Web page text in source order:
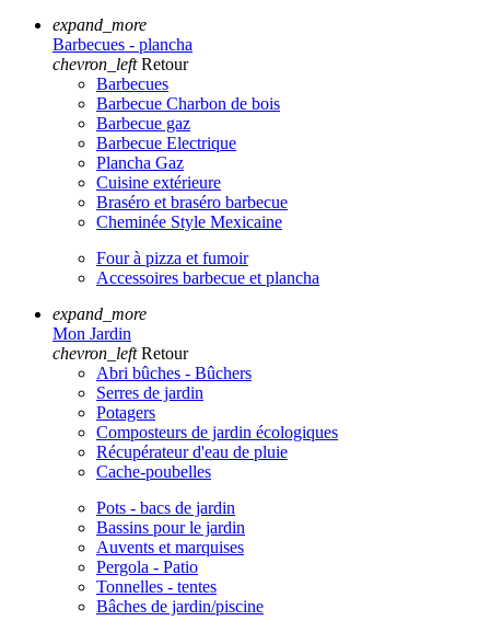
expand_more
Barbecues - plancha
chevron_left Retour
Barbecues
Barbecue Charbon de bois
Barbecue gaz
Barbecue Electrique
Plancha Gaz
Cuisine extérieure
Braséro et braséro barbecue
Cheminée Style Mexicaine
Four à pizza et fumoir
Accessoires barbecue et plancha
expand_more
Mon Jardin
chevron_left Retour
Abri bûches - Bûchers
Serres de jardin
Potagers
Composteurs de jardin écologiques
Récupérateur d'eau de pluie
Cache-poubelles
Pots - bacs de jardin
Bassins pour le jardin
Auvents et marquises
Pergola - Patio
Tonnelles - tentes
Bâches de jardin/piscine